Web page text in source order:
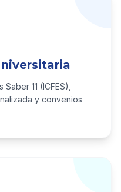
11 (ICFES),
y convenios